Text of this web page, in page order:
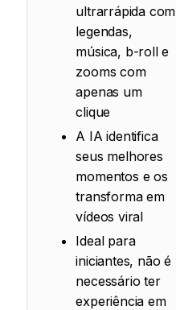
ultrarrápida com
legendas,
música, b-roll e
zooms com
apenas um
clique
A IA identifica
seus melhores
momentos e os
transforma em
vídeos viral
Ideal para
iniciantes, não é
necessário ter
experiência em